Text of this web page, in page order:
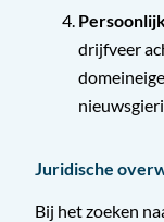
drijfveer
Juridische
Bij het zoeken